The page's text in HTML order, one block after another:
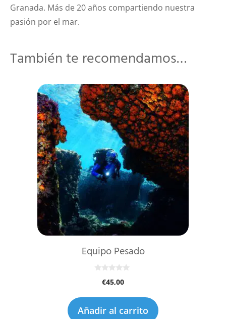
Granada. Más de 20 años compartiendo nuestra
pasión por el mar.
También te recomendamos…
Equipo Pesado
5
€45,00
Añadir al carrito